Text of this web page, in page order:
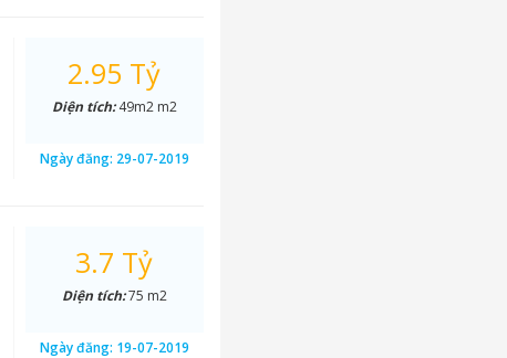
2.95 Tỷ
Diện tích:49m2 m2
Ngày đăng: 29-07-2019
3.7 Tỷ
Diện tích:75 m2
Ngày đăng: 19-07-2019